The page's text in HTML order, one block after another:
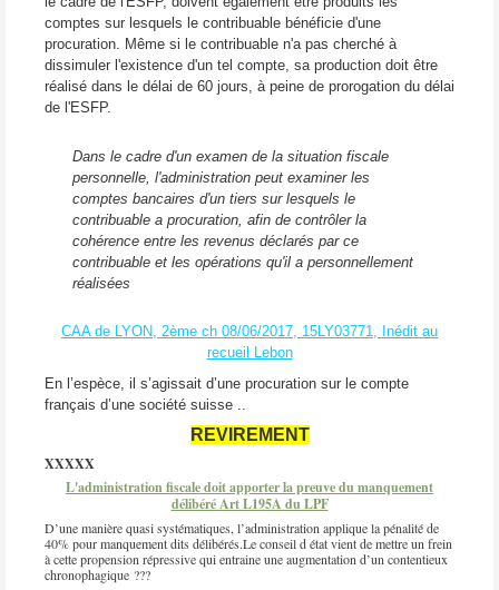
comptes sur lesquels le contribuable bénéficie d'une
procuration. Même si le contribuable n'a pas cherché à
dissimuler l'existence d'un tel compte, sa production doit être
réalisé dans le délai de 60 jours, à peine de prorogation du délai
de l'ESFP.
Dans le cadre d'un examen de la situation fiscale
personnelle, l'administration peut examiner les
comptes bancaires d'un tiers sur lesquels le
contribuable a procuration, afin de contrôler la
cohérence entre les revenus déclarés par ce
contribuable et les opérations qu'il a personnellement
réalisées
CAA de LYON, 2ème ch 08/06/2017, 15LY03771, Inédit au
recueil Lebon
En l’espèce, il s’agissait d’une procuration sur le compte
français d’une société suisse ..
REVIREMENT
XXXXX
L'administration fiscale doit apporter la preuve du manquement
délibéré Art L195A du LPF
D’une manière quasi systématiques, l’administration applique la pénalité de
40% pour manquement dits délibérés.Le conseil d état vient de mettre un frein
à cette propension répressive qui entraine une augmentation d’un contentieux
chronophagique ???